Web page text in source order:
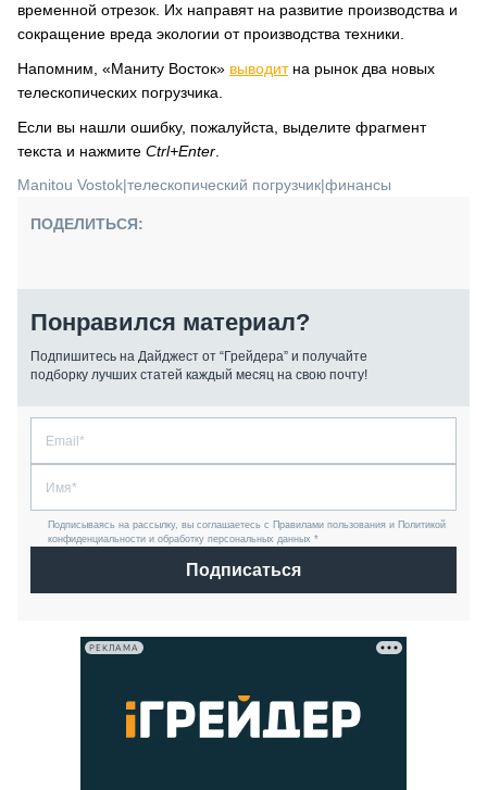
временной отрезок. Их направят на развитие производства и
сокращение вреда экологии от производства техники.
Напомним, «Маниту Восток» выводитна рынок два новых
телескопических погрузчика.
Если вы нашли ошибку, пожалуйста, выделите фрагмент
текста и нажмите Ctrl+Enter
Manitou Vostok|телескопический погрузчик|финансы
ПОДЕЛИТЬСЯ:
Понравился материал?
Подпишитесь на Дайджест от “Грейдера” и получайте
подборку лучших статей каждый месяц на свою почту!
Подписываясь на рассылку, вы соглашаетесь с Правилами пользования и Политикой
конфиденциальности и обработку персональных данных *
Подписаться
РЕКЛАМА